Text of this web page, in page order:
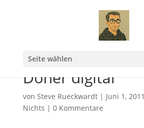
Seite wählen
Döner digital
von Steve Rueckwardt| Juni 1, 2011
Nichts | 0 Kommentare